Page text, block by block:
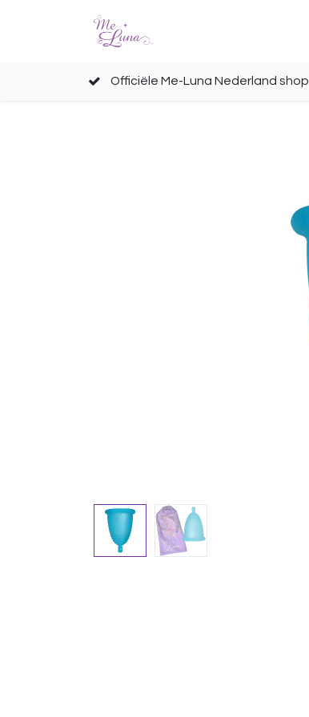
Officiële Me-Luna Nederland shop